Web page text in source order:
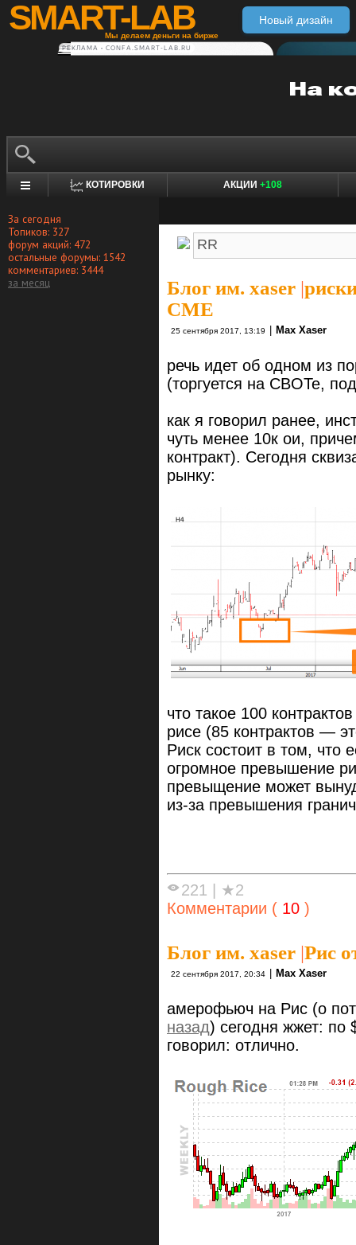
SMART-LAB
Мы делаем деньги на бирже
Новый дизайн
РЕКЛАМА • CONFA.SMART-LAB.RU
КОТИРОВКИ АКЦИИ +108
За сегодня
Топиков: 327
форум акций: 472
остальные форумы: 1542
комментариев: 3444
за месяц
Блог им. xaser |
СМЕ
25 сентября 2017, 13:19 Max Xaser
речь идет об одном из
(торгуется на CBOTe,
как я говорил ранее,
чуть менее 10к ои,
контракт). Сегодня
рынку:
что такое 100
рисе (85 контрактов —
Риск состоит в том, что
огромное превышение
превыщение может
из-за превышения
221 | ★2
Комментарии ( 10 )
Блог им. xaser |Рис
22 сентября 2017, 20:34 | Max Xaser
амерофьюч на Рис (о
назад) сегодня жжет: по
говорил: отлично.